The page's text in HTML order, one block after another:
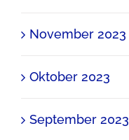
November 2023
Oktober 2023
September 2023